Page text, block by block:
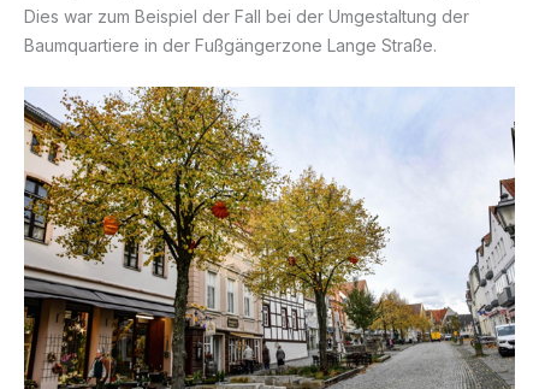
Dies war zum Beispiel der Fall bei der Umgestaltung der
Baumquartiere in der Fußgängerzone Lange Straße.